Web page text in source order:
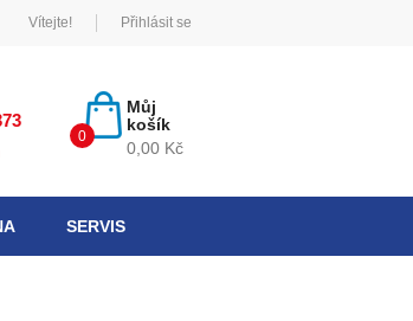
Vítejte! Přihlásit se
Můj
košík
0,00 Kč
0
SERVIS